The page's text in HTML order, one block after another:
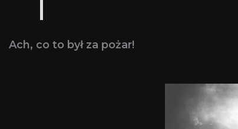
Ach, co to był za pożar!